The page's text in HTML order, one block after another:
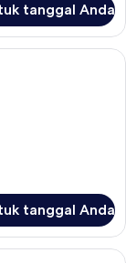
tanggal Anda
Bed and Balcony |
tanggal Anda